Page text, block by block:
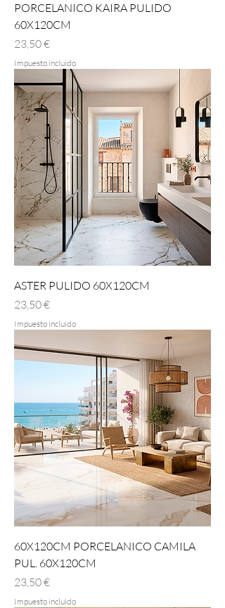
PORCELANICO KAIRA PULIDO
60X120CM
Precio
23,50 €
Impuesto incluido
ASTER PULIDO 60X120CM
Precio
23,50 €
Impuesto incluido
60X120CM PORCELANICO CAMILA
PUL. 60X120CM
Precio
23,50 €
Impuesto incluido